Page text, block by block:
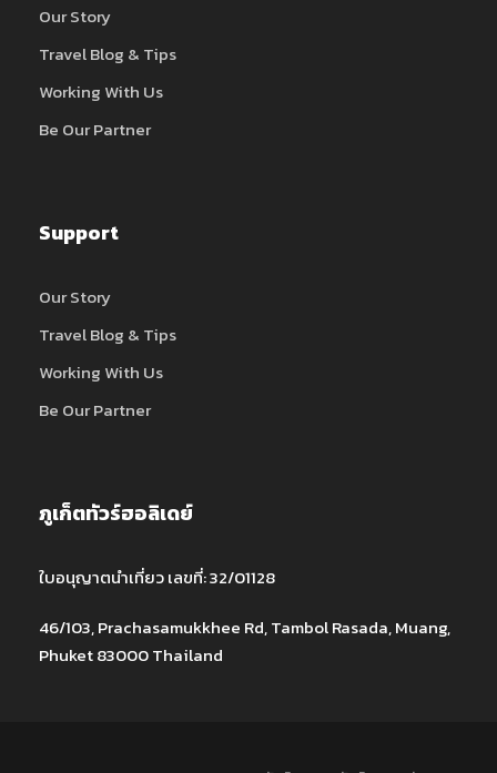
Our Story
Travel Blog & Tips
Working With Us
Be Our Partner
Support
Our Story
Travel Blog & Tips
Working With Us
Be Our Partner
ภูเก็ตทัวร์ฮอลิเดย์
ใบอนุญาตนำเที่ยว เลขที่: 32/01128
46/103, Prachasamukkhee Rd, Tambol Rasada, Muang,
Phuket 83000 Thailand